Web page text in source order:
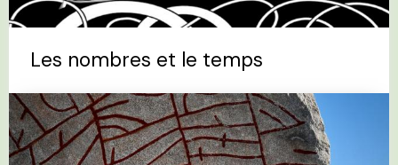
Les nombres et le temps